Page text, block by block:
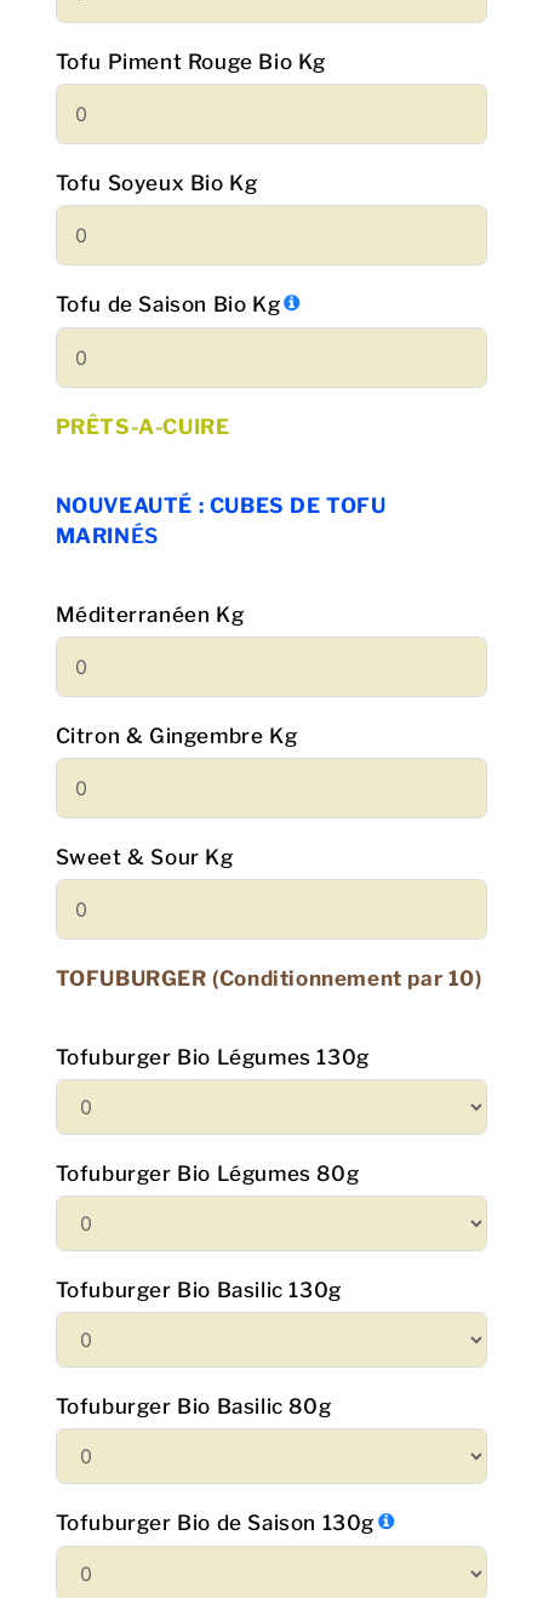
Tofu Piment Rouge Bio Kg
Tofu Soyeux Bio Kg
Tofu de Saison Bio Kg
PRÊTS-A-CUIRE
NOUVEAUTÉ : CUBES DE TOFU
MARINÉS
Méditerranéen Kg
Citron & Gingembre Kg
Sweet & Sour Kg
TOFUBURGER (Conditionnement par 10)
Tofuburger Bio Légumes 130g
Tofuburger Bio Légumes 80g
Tofuburger Bio Basilic 130g
Tofuburger Bio Basilic 80g
Tofuburger Bio de Saison 130g